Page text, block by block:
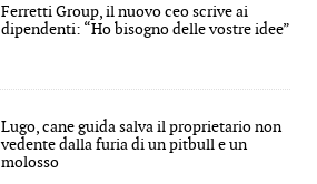
Ferretti Group, il nuovo ceo scrive ai
dipendenti: “Ho bisogno delle vostre idee”
Lugo, cane guida salva il proprietario non
vedente dalla furia di un pitbull e un
molosso